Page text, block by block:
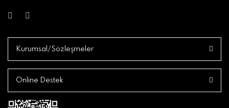
Kurumsal/Sözleşmeler
Online Destek